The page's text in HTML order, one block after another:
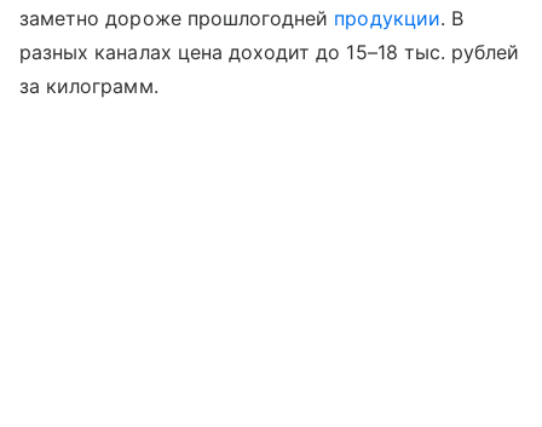
заметно дороже прошлогодней продукции. В
разных каналах цена доходит до 15–18 тыс. рублей
за килограмм.